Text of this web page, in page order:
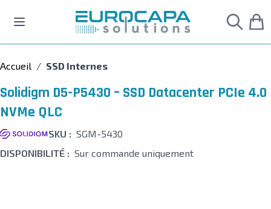
Accueil / SSD Internes
Solidigm D5-P5430 – SSD Datacenter PCIe 4.0
NVMe QLC
SKU : SGM-5430
DISPONIBILITÉ : Sur commande uniquement